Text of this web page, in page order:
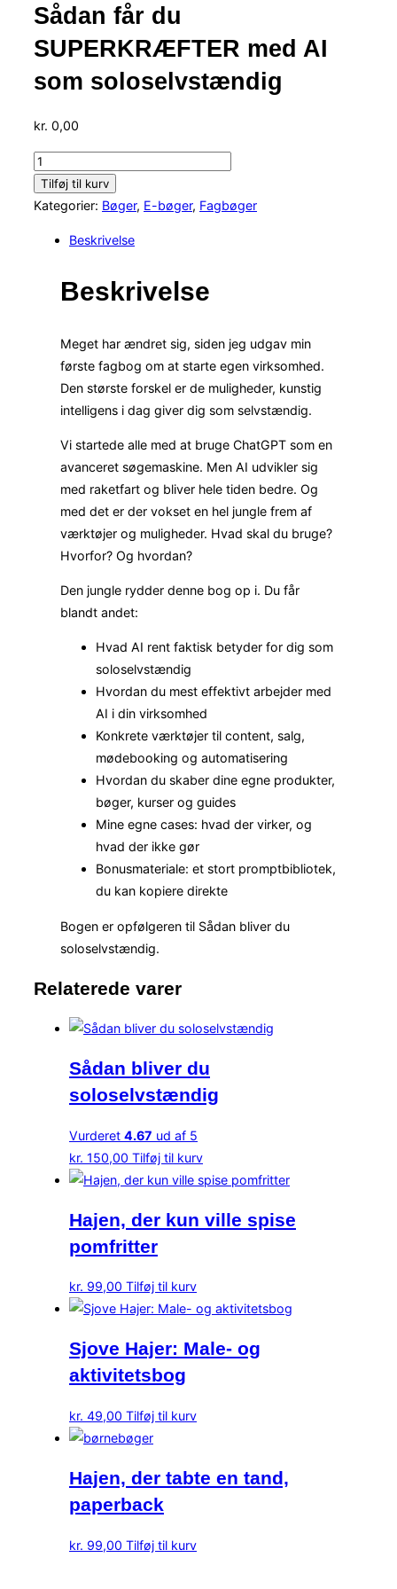
Sådan får du
SUPERKRÆFTER med AI
som soloselvstændig
kr. 0,00
Sådan
får
du
Tilføj til kurv
Kategorier: Bøger, E-bøger, Fagbøger
Beskrivelse
Beskrivelse
Meget har ændret sig, siden jeg udgav min
første fagbog om at starte egen virksomhed.
Den største forskel er de muligheder, kunstig
intelligens i dag giver dig som selvstændig.
Vi startede alle med at bruge ChatGPT som en
avanceret søgemaskine. Men AI udvikler sig
med raketfart og bliver hele tiden bedre. Og
med det er der vokset en hel jungle frem af
værktøjer og muligheder. Hvad skal du bruge?
Hvorfor? Og hvordan?
Den jungle rydder denne bog op i. Du får
blandt andet:
Hvad AI rent faktisk betyder for dig som
soloselvstændig
Hvordan du mest effektivt arbejder med
AI i din virksomhed
Konkrete værktøjer til content, salg,
mødebooking og automatisering
Hvordan du skaber dine egne produkter,
bøger, kurser og guides
Mine egne cases: hvad der virker, og
hvad der ikke gør
Bonusmateriale: et stort promptbibliotek,
du kan kopiere direkte
Bogen er opfølgeren til Sådan bliver du
soloselvstændig.
Relaterede varer
Sådan bliver du
soloselvstændig
Vurderet 4.67 ud af 5
kr. 150,00 Tilføj til kurv
Hajen, der kun ville spise
pomfritter
kr. 99,00 Tilføj til kurv
Sjove Hajer: Male- og
aktivitetsbog
kr. 49,00 Tilføj til kurv
Hajen, der tabte en tand,
paperback
kr. 99,00 Tilføj til kurv